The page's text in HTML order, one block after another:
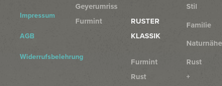
Impressum
AGB
Widerrufsbelehrung
Geyerumriss
Furmint
RUSTER
KLASSIK
Furmint
Rust
Stil
Familie
Naturnähe
Rust
+